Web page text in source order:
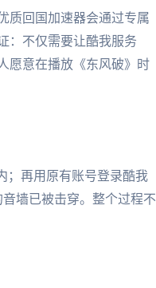
质回国加速器会通过专属
：不仅需要让酷我服务
愿意在播放《东风破》时
；再用原有账号登录酷我
墙已被击穿。整个过程不